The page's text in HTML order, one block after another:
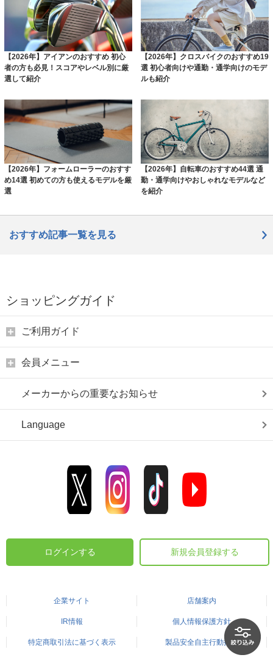
【2026年】アイアンのおすすめ 初心
者の方も必見！スコアやレベル別に厳
選して紹介
【2026年】クロスバイクのおすすめ19
選 初心者向けや通勤・通学向けのモデ
ルも紹介
【2026年】フォームローラーのおすす
め14選 初めての方も使えるモデルを厳
選
【2026年】自転車のおすすめ44選 通
勤・通学向けやおしゃれなモデルなど
を紹介
おすすめ記事一覧を見る
ショッピングガイド
ご利用ガイド
会員メニュー
メーカーからの重要なお知らせ
Language
ログインする 新規会員登録する
企業サイト 店舗案内
IR情報 個人情報保護方針
特定商取引法に基づく表示 製品安全自主行動指針